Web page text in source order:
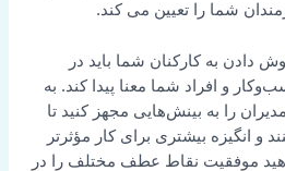
شما را تعیین می کند.
دادن به کارکنان شما باید در
و افراد شما معنا پیدا کند. به
را به بینش‌هایی مجهز کنید تا
و انگیزه بیشتری برای کار مؤثرتر
موفقیت نقاط عطف مختلف را در